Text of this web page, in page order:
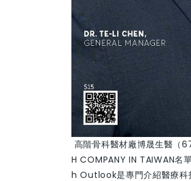
高階骨科醫材廠博晟生醫（
H COMPANY IN TAIWAN名
h Outlook是專門介紹醫療科